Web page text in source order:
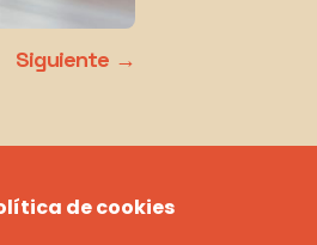
Siguiente
de cookies